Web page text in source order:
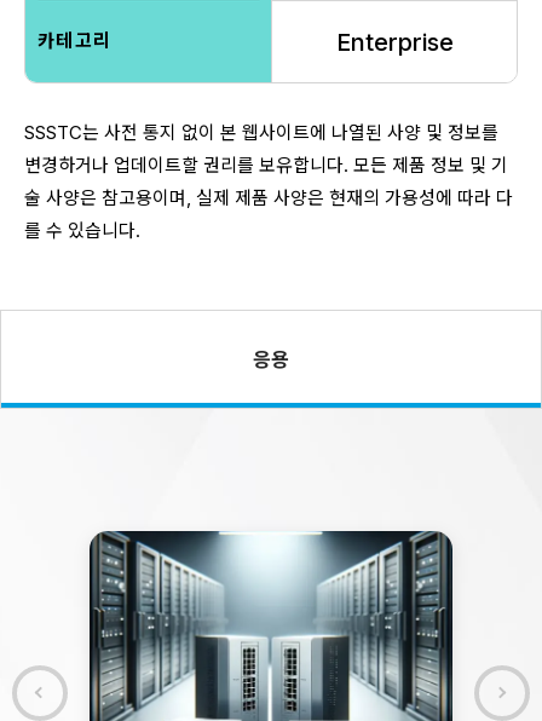
카테고리 Enterprise
SSSTC는 사전 통지 없이 본 웹사이트에 나열된 사양 및 정보를
변경하거나 업데이트할 권리를 보유합니다. 모든 제품 정보 및 기
술 사양은 참고용이며, 실제 제품 사양은 현재의 가용성에 따라 다
를 수 있습니다.
응용